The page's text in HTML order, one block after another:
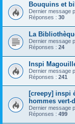
Bouquins et
Dernier message
Réponses : 30
La
Dernier message
Réponses : 24
Inspi
Dernier message
Réponses : 241
[creepy] inspi
hommes vert-
Dernier message
Réponses : 499